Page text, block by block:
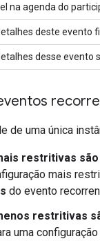
na agenda do
deste evento
desse evento
de uma única
restritivas
mais
do evento
restritivas
uma